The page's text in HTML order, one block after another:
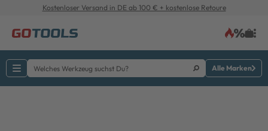
Kostenloser Versand in DE ab 100 € + kostenlose Retoure
Alle Marken